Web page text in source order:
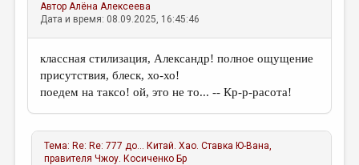
АвторАлёна Алексеева
Дата и время: 08.09.2025, 16:45:46
классная стилизация, Александр! полное ощущение
присутствия, блеск, хо-хо!
поедем на таксо! ой, это не то... -- Кр-р-расота!
Тема: Re: Re: 777 до... Китай. Хао. Ставка Ю-Вана,
правителя Чжоу. Косиченко Бр